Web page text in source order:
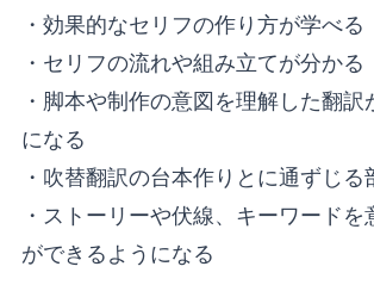
・効果的なセリフの作り方が学べる
・セリフの流れや組み立てが分かる
・脚本や制作の意図を理解した翻訳
になる
・吹替翻訳の台本作りとに通ずじる
・ストーリーや伏線、キーワードを
ができるようになる